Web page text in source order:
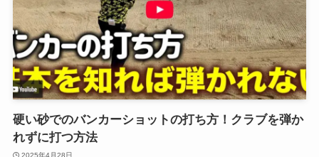
硬い砂でのバンカーショットの打ち方！クラブを弾か
れずに打つ方法
2025年4月28日